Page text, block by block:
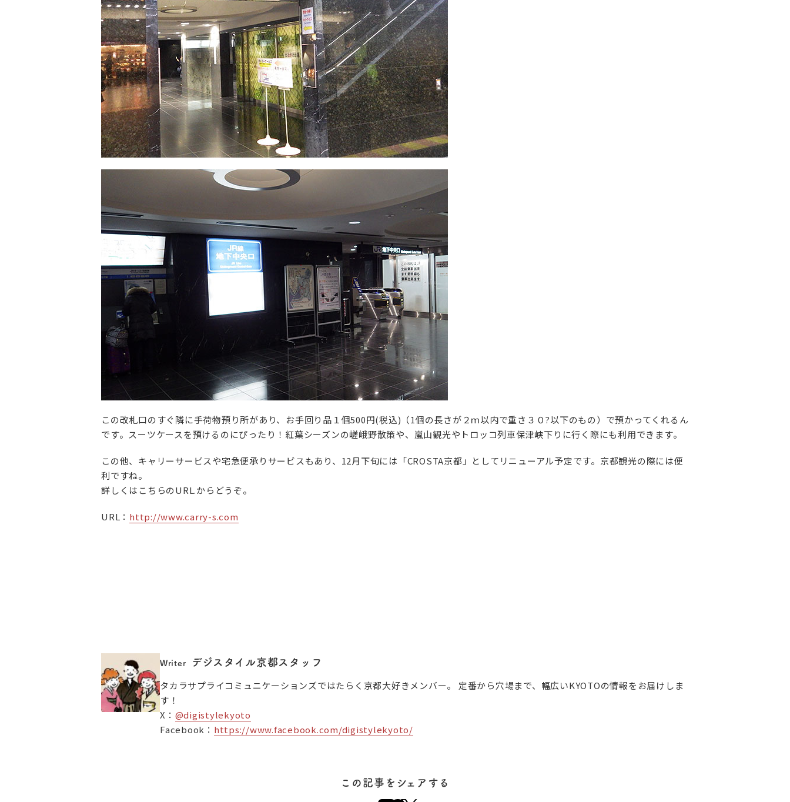
この改札口のすぐ隣に手荷物預り所があり、お手回り品１個500円(税込)（1個の長さが２ｍ以内で重さ３０?以下のもの）で預かってくれるん
です。スーツケースを預けるのにぴったり！紅葉シーズンの嵯峨野散策や、嵐山観光やトロッコ列車保津峡下りに行く際にも利用できます。
この他、キャリーサービスや宅急便承りサービスもあり、12月下旬には「CROSTA京都」としてリニューアル予定です。京都観光の際には便
利ですね。
詳しくはこちらのURL.からどうぞ。
URL： http://www.carry-s.com
Writer デジスタイル京都スタッフ
タカラサプライコミュニケーションズではたらく京都大好きメンバー。 定番から穴場まで、幅広いKYOTOの情報をお届けしま
す！
X： @digistylekyoto
Facebook： https://www.facebook.com/digistylekyoto/
この記事をシェアする